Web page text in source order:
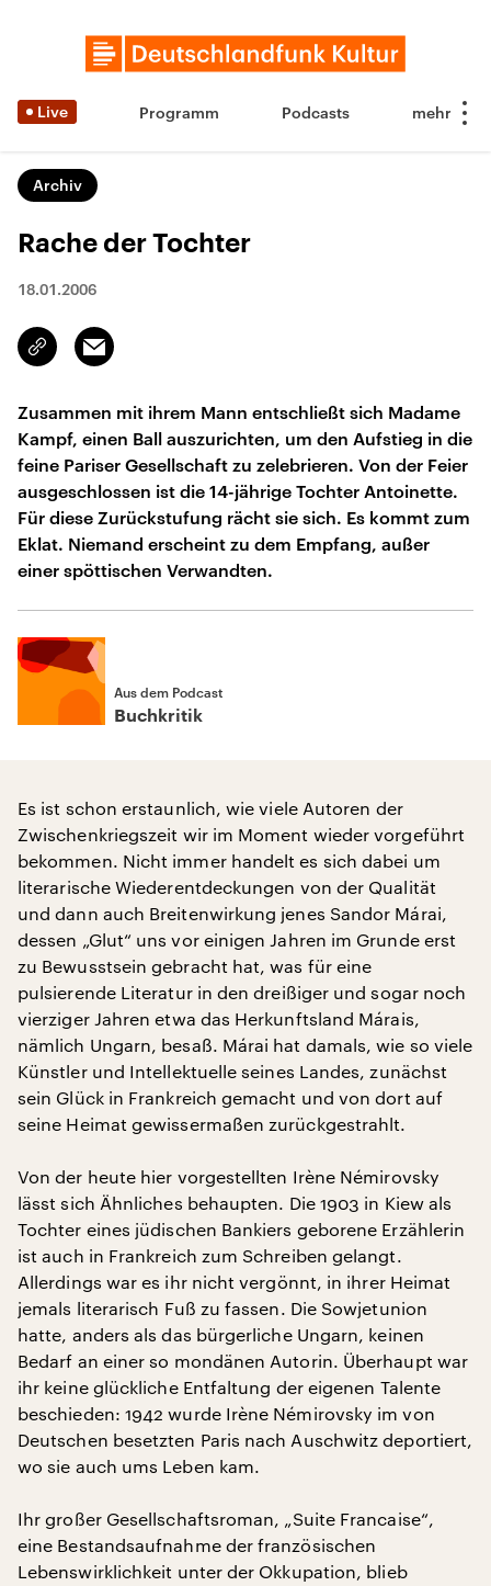
Live Programm Podcasts
Archiv
Rache der Tochter
18.01.2006
Link
kopieren/teilen
Email
Zusammen mit ihrem Mann entschließt sich Madame
Kampf, einen Ball auszurichten, um den Aufstieg in die
feine Pariser Gesellschaft zu zelebrieren. Von der Feier
ausgeschlossen ist die 14-jährige Tochter Antoinette.
Für diese Zurückstufung rächt sie sich. Es kommt zum
Eklat. Niemand erscheint zu dem Empfang, außer
einer spöttischen Verwandten.
Aus dem Podcast
Buchkritik
Es ist schon erstaunlich, wie viele Autoren der
Zwischenkriegszeit wir im Moment wieder vorgeführt
bekommen. Nicht immer handelt es sich dabei um
literarische Wiederentdeckungen von der Qualität
und dann auch Breitenwirkung jenes Sandor Márai,
dessen „Glut“ uns vor einigen Jahren im Grunde erst
zu Bewusstsein gebracht hat, was für eine
pulsierende Literatur in den dreißiger und sogar noch
vierziger Jahren etwa das Herkunftsland Márais,
nämlich Ungarn, besaß. Márai hat damals, wie so viele
Künstler und Intellektuelle seines Landes, zunächst
sein Glück in Frankreich gemacht und von dort auf
seine Heimat gewissermaßen zurückgestrahlt.
Von der heute hier vorgestellten Irène Némirovsky
lässt sich Ähnliches behaupten. Die 1903 in Kiew als
Tochter eines jüdischen Bankiers geborene Erzählerin
ist auch in Frankreich zum Schreiben gelangt.
Allerdings war es ihr nicht vergönnt, in ihrer Heimat
jemals literarisch Fuß zu fassen. Die Sowjetunion
hatte, anders als das bürgerliche Ungarn, keinen
Bedarf an einer so mondänen Autorin. Überhaupt war
ihr keine glückliche Entfaltung der eigenen Talente
beschieden: 1942 wurde Irène Némirovsky im von
Deutschen besetzten Paris nach Auschwitz deportiert,
wo sie auch ums Leben kam.
Ihr großer Gesellschaftsroman, „Suite Francaise“,
eine Bestandsaufnahme der französischen
Lebenswirklichkeit unter der Okkupation, blieb